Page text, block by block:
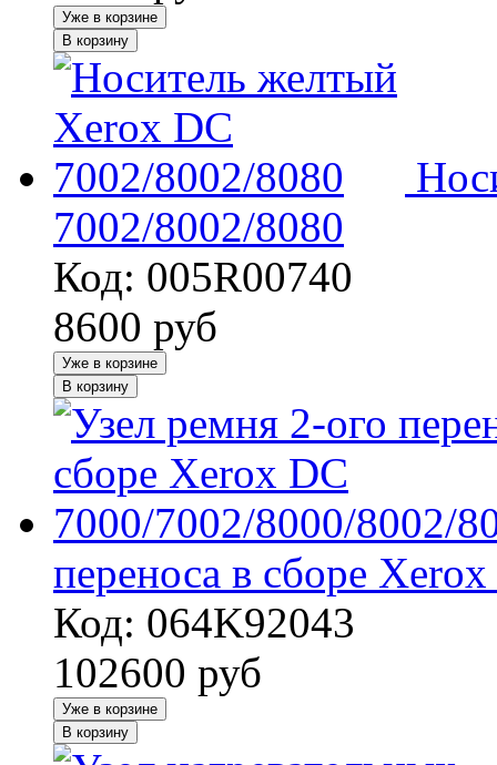
Уже в корзине
В корзину
7002/8002/8080
Код: 005R00740
8600 руб
Уже в корзине
В корзину
переноса в сборе
Код: 064K92043
102600 руб
Уже в корзине
В корзину